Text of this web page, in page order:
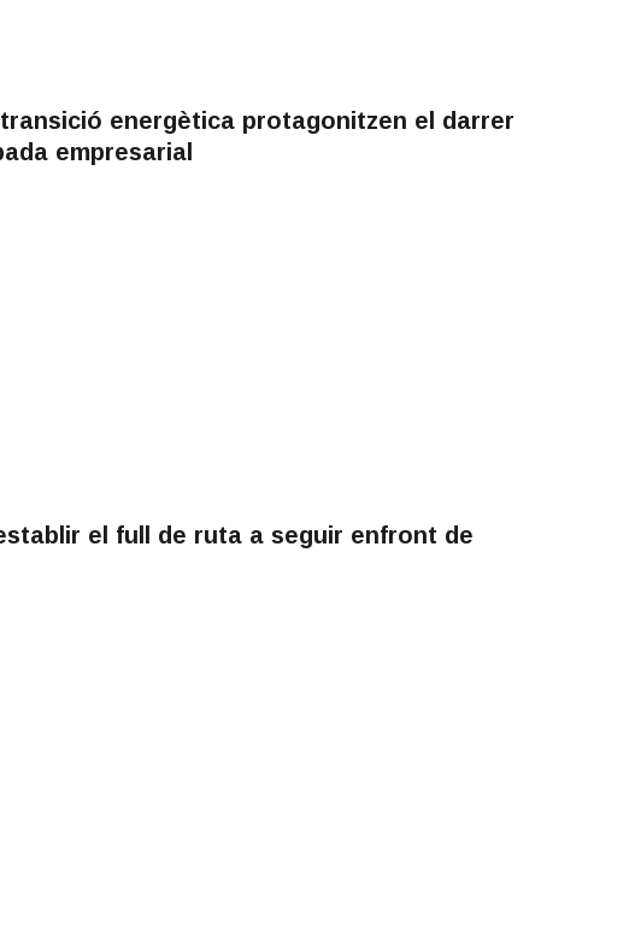
energètica protagonitzen el darrer
empresarial
el full de ruta a seguir enfront de